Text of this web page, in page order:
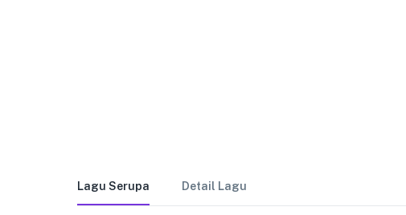
Lagu Serupa Detail Lagu